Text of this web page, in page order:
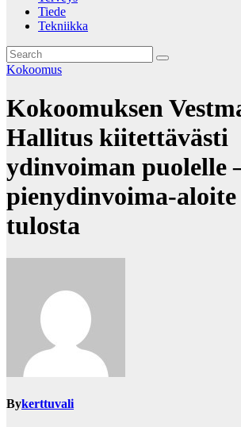
Tiede
Tekniikka
Kokoomus
Kokoomuksen
Hallitus kiitettävästi
ydinvoiman puolelle
pienydinvoima-
tulosta
Bykerttuvali